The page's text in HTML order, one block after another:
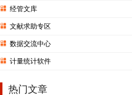
经管文库
文献求助专区
数据交流中心
计量统计软件
热门文章